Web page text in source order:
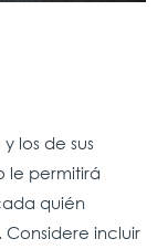
los de sus
le permitirá
quién
incluir